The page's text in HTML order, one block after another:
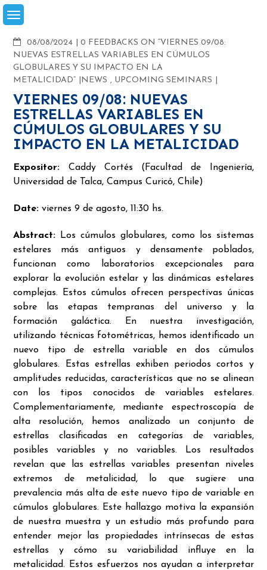
Skip
to
08/08/2024
COMMENTS
0 FEEDBACKS ON “VIERNES 09/08:
NUEVAS ESTRELLAS VARIABLES EN CÚMULOS
GLOBULARES Y SU IMPACTO EN LA
METALICIDAD”
NEWS , UPCOMING SEMINARS
VIERNES 09/08: NUEVAS
ESTRELLAS VARIABLES EN
CÚMULOS GLOBULARES Y SU
IMPACTO EN LA METALICIDAD
Expositor: Caddy Cortés (Facultad de Ingeniería,
Universidad de Talca, Campus Curicó, Chile)
Date: viernes 9 de agosto, 11:30 hs.
Abstract: Los cúmulos globulares, como los sistemas
estelares más antiguos y densamente poblados,
funcionan como laboratorios excepcionales para
explorar la evolución estelar y las dinámicas estelares
complejas. Estos cúmulos ofrecen perspectivas únicas
sobre las etapas tempranas del universo y la
formación galáctica. En nuestra investigación,
utilizando técnicas fotométricas, hemos identificado un
nuevo tipo de estrella variable en dos cúmulos
globulares. Estas estrellas exhiben periodos cortos y
amplitudes reducidas, características que no se alinean
con los tipos conocidos de variables estelares.
Complementariamente, mediante espectroscopía de
alta resolución, hemos analizado un conjunto de
estrellas clasificadas en categorías de variables,
posibles variables y no variables. Los resultados
revelan que las estrellas variables presentan niveles
extremos de metalicidad, lo que sugiere una
prevalencia más alta de este nuevo tipo de variable en
cúmulos globulares. Este hallazgo motiva la expansión
de nuestra muestra y un estudio más profundo para
entender mejor las propiedades intrínsecas de estas
estrellas y cómo su variabilidad influye en la
metalicidad. Estos esfuerzos nos ayudan a interpretar